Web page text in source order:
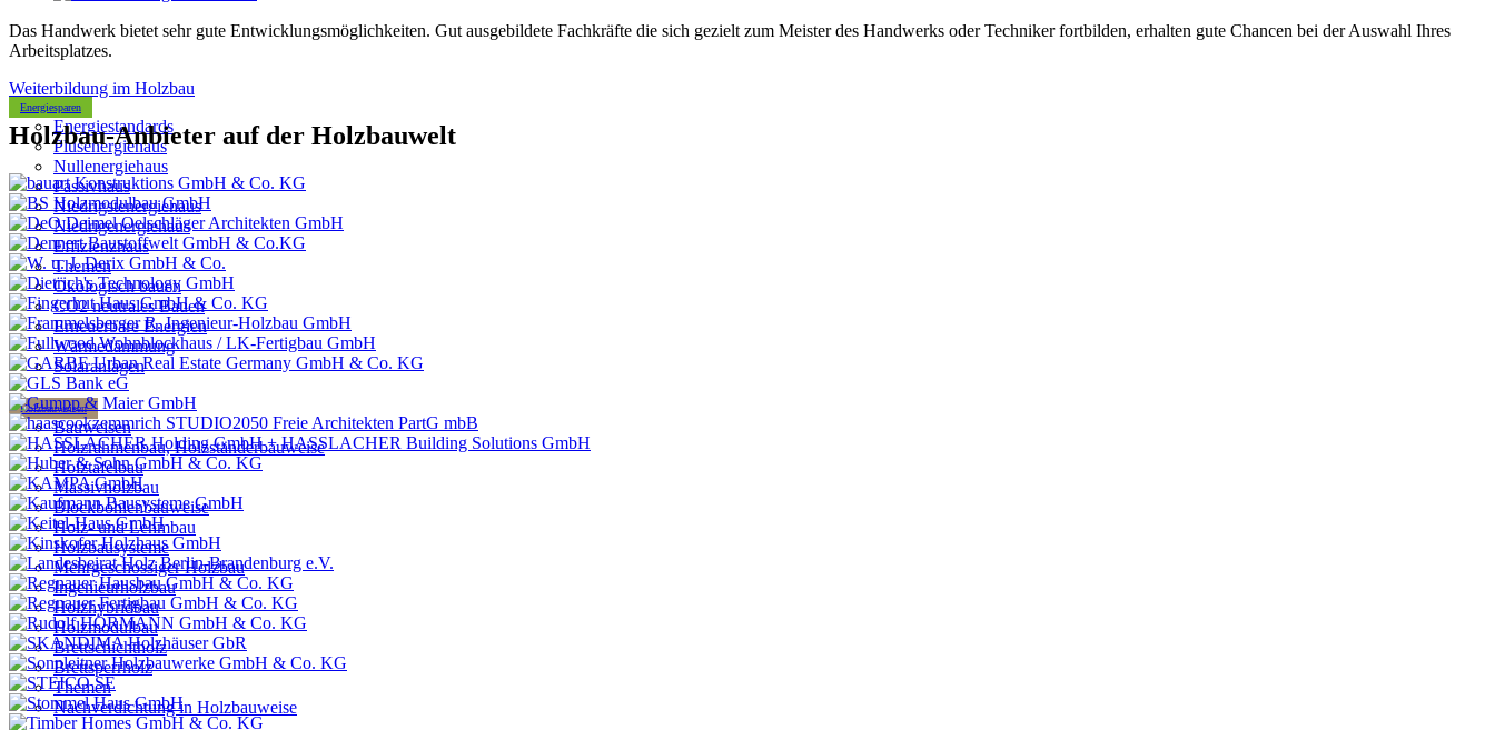
Energiesparen
Energiestandards
Plusenergiehaus
Nullenergiehaus
Passivhaus
Niedrigstenergiehaus
Niedrigenergiehaus
Effizienzhaus
Themen
Ökologisch bauen
CO2 neutrales Bauen
Erneuerbare Energien
Wärmedämmung
Solaranlagen
Holzbauweisen
Bauweisen
Holzrahmenbau, Holzständerbauweise
Holztafelbau
Massivholzbau
Blockbohlenbauweise
Holz- und Lehmbau
Holzbausysteme
Mehrgeschossiger Holzbau
Ingenieurholzbau
Holzhybridbau
Holzmodulbau
Brettschichtholz
Brettsperrholz
Themen
Nachverdichtung in Holzbauweise
Das Handwerk bietet sehr gute Entwicklungsmöglichkeiten. Gut ausgebildete Fachkräfte die sich gezielt zum Meister des Handwerks oder Techniker fortbilden, erhalten gute Chancen bei der Auswahl Ihres
Arbeitsplatzes.
Weiterbildung im Holzbau
Holzbau-Anbieter auf der Holzbauwelt